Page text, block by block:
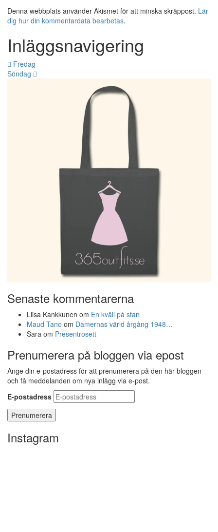
Denna webbplats använder Akismet för att minska skräppost. Lär
dig hur din kommentardata bearbetas.
Inläggsnavigering
Fredag
Söndag
Senaste kommentarerna
Liisa Kankkunen om En kväll på stan
Maud Tano om Damernas värld årgång 1948…
Sara om Presentrosett
Prenumerera på bloggen via epost
Ange din e-postadress för att prenumerera på den här bloggen
och få meddelanden om nya inlägg via e-post.
E-postadress
Instagram